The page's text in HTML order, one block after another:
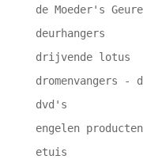
de Moeder's
deurhangers
drijvende lotus
dromenvangers -
dvd's
engelen producten
etuis